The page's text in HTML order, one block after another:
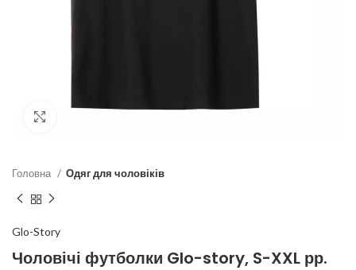
Головна Одяг для чоловіків
Glo-Story
Чоловічі футболки Glo-story, S-XXL рр.